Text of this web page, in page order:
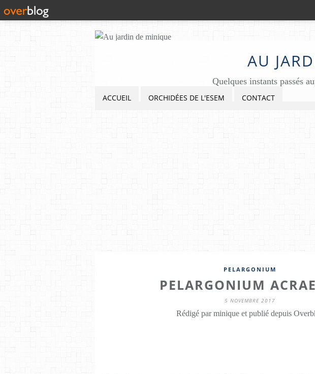
AU
Quelques instants passés
ACCUEIL ORCHIDÉES DE L'ESEM CONTACT
PELARGONIUM
PELARGONIUM
5 NOVEMBRE 2017
Rédigé par minique et publié depuis